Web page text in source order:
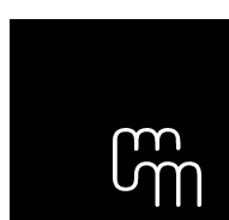
Pied de page